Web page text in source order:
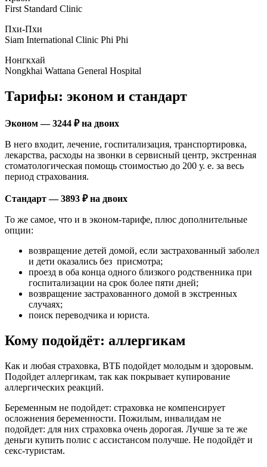
First Standard Clinic
Пхи-Пхи
Siam International Clinic Phi Phi
Нонгкхай
Nongkhai Wattana General Hospital
Тарифы: эконом и стандарт
Эконом — 3244 ₽ на двоих
В него входит, лечение, госпитализация, транспортировка,
лекарства, расходы на звонки в сервисный центр, экстренная
стоматологическая помощь стоимостью до 200 у. е. за весь
период страхования.
Стандарт — 3893 ₽ на двоих
То же самое, что и в эконом-тарифе, плюс дополнительные
опции:
возвращение детей домой, если застрахованный заболел
и дети оказались без присмотра;
проезд в оба конца одного близкого родственника при
госпитализации на срок более пяти дней;
возвращение застрахованного домой в экстренных
случаях;
поиск переводчика и юриста.
Кому подойдёт: аллергикам
Как и любая страховка, ВТБ подойдет молодым и здоровым.
Подойдет аллергикам, так как покрывает купирование
аллергических реакций.
Беременным не подойдет: страховка не компенсирует
осложнения беременности. Пожилым, инвалидам не
подойдет: для них страховка очень дорогая. Лучше за те же
деньги купить полис с ассистансом получше. Не подойдёт и
секс-туристам.